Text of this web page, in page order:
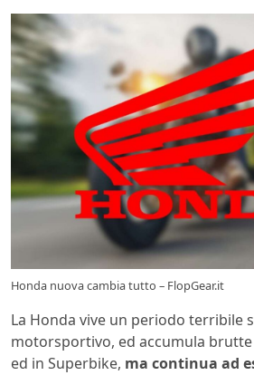
Honda nuova cambia tutto – FlopGear.it
La Honda vive un periodo terribile
motorsportivo, ed accumula
ed in Superbike, ma continua ad